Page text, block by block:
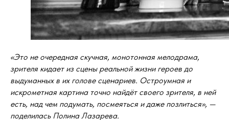
«Это не очередная скучная, монотонная мелодрама,
зрителя кидает из сцены реальной жизни героев до
выдуманных в их голове сценариев. Остроумная и
искрометная картина точно найдёт своего зрителя, в ней
есть, над чем подумать, посмеяться и даже позлиться», —
поделилась Полина Лазарева.